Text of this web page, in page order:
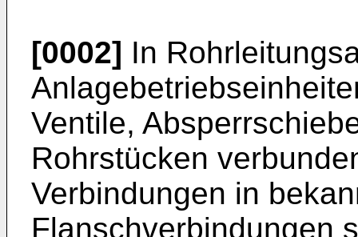
[0002] In
Ventile,
Rohrstücken
Verbindungen in
Flanschverbindungen